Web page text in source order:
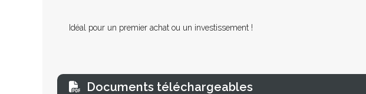
Idéal pour un premier achat ou un investissement !
Documents téléchargeables